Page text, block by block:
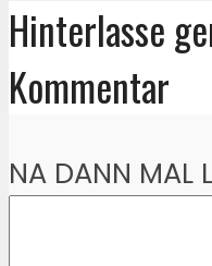
Hinterlasse
Kommentar
NA DANN MAL